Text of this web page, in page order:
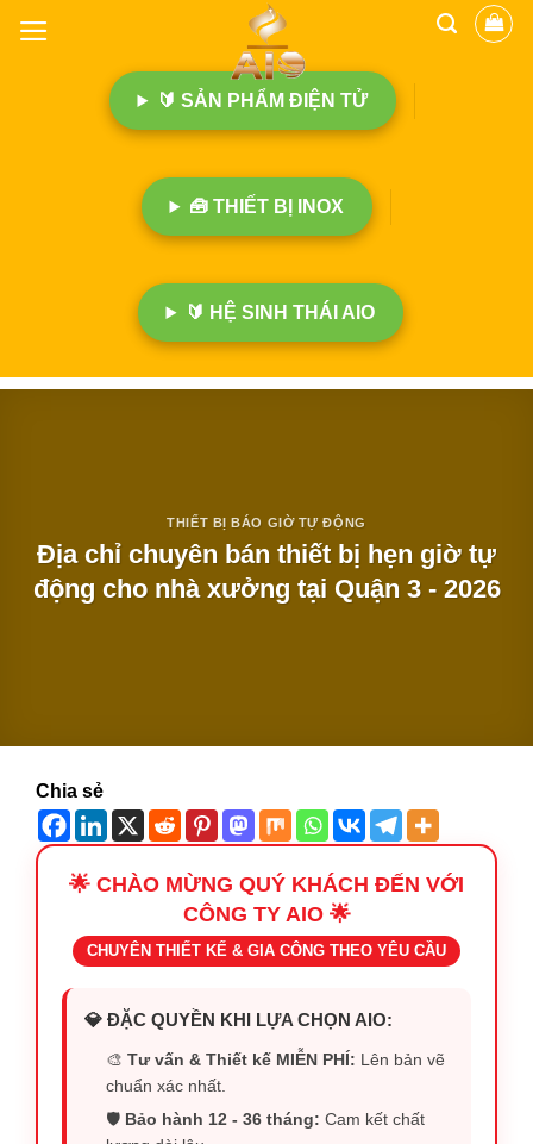
🔰 SẢN PHẨM ĐIỆN TỬ
🧰 THIẾT BỊ INOX
🔰 HỆ SINH THÁI AIO
THIẾT BỊ BÁO GIỜ TỰ ĐỘNG
Địa chỉ chuyên bán thiết bị hẹn giờ tự
động cho nhà xưởng tại Quận 3 - 2026
Chia sẻ
🌟 CHÀO MỪNG QUÝ KHÁCH ĐẾN VỚI
CÔNG TY AIO 🌟
CHUYÊN THIẾT KẾ & GIA CÔNG THEO YÊU CẦU
💎 ĐẶC QUYỀN KHI LỰA CHỌN AIO:
🎨Tư vấn & Thiết kế MIỄN PHÍ: Lên bản vẽ
chuẩn xác nhất.
🛡️ Bảo hành 12 - 36 tháng: Cam kết chất